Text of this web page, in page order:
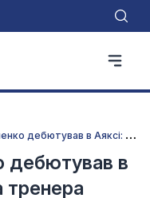
О
лександр Зінченко дебютував в Аяксі: відома оцінка тренера
дебютував в
тренера